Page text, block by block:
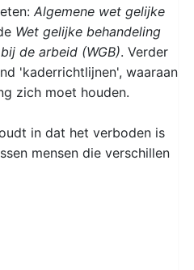
Algemene wet gelijke
Wet gelijke behandeling
de arbeid (WGB). Verder
'kaderrichtlijnen', waaraan
zich moet houden.
in dat het verboden is
mensen die verschillen